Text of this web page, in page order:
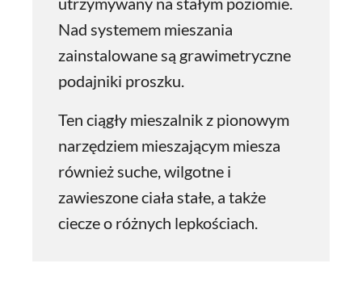
Nad systemem mieszania
zainstalowane są grawimetryczne
podajniki proszku.
Ten ciągły mieszalnik z pionowym
narzędziem mieszającym miesza
również suche, wilgotne i
zawieszone ciała stałe, a także
ciecze o różnych lepkościach.